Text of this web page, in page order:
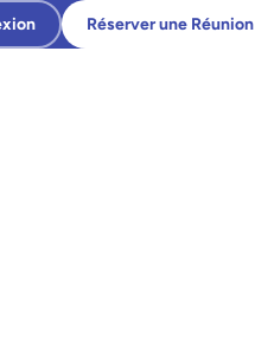
Réserver une Réunion